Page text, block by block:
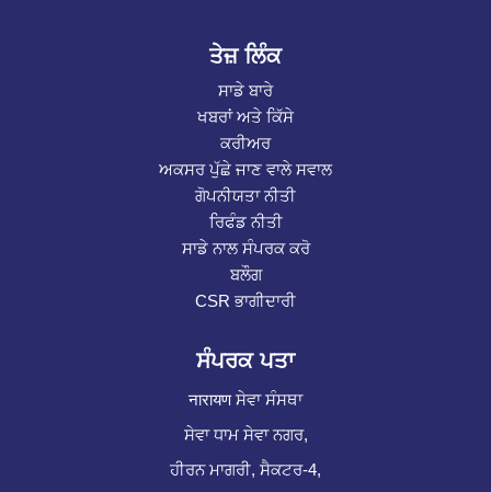
ਤੇਜ਼ ਲਿੰਕ
ਸਾਡੇ ਬਾਰੇ
ਖਬਰਾਂ ਅਤੇ ਕਿੱਸੇ
ਕਰੀਅਰ
ਅਕਸਰ ਪੁੱਛੇ ਜਾਣ ਵਾਲੇ ਸਵਾਲ
ਗੋਪਨੀਯਤਾ ਨੀਤੀ
ਰਿਫੰਡ ਨੀਤੀ
ਸਾਡੇ ਨਾਲ ਸੰਪਰਕ ਕਰੋ
ਬਲੌਗ
CSR ਭਾਗੀਦਾਰੀ
ਸੰਪਰਕ ਪਤਾ
नारायण ਸੇਵਾ ਸੰਸਥਾ
ਸੇਵਾ ਧਾਮ ਸੇਵਾ ਨਗਰ,
ਹੀਰਨ ਮਾਗਰੀ, ਸੈਕਟਰ-4,